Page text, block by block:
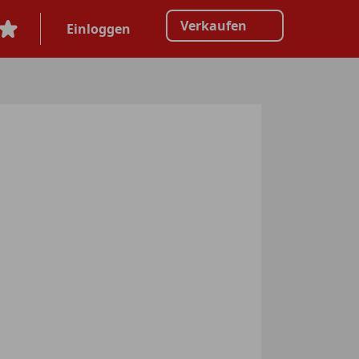
Einloggen Verkaufen